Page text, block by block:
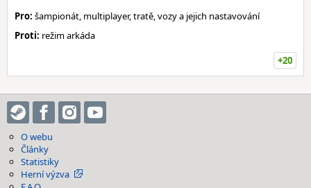
Pro: šampionát, multiplayer, tratě, vozy a jejich nastavování
Proti: režim arkáda
+20
O webu
Články
Statistiky
Herní výzva